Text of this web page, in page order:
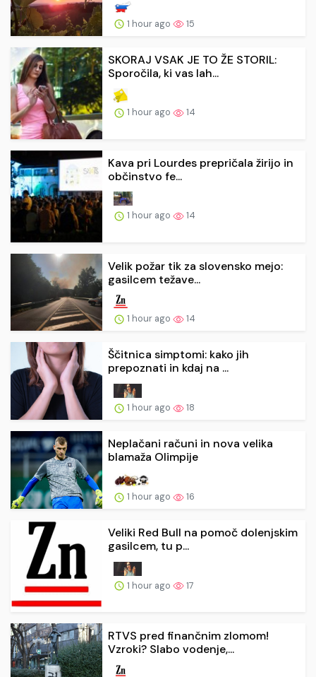
1 hour ago 15
SKORAJ VSAK JE TO ŽE STORIL:
Sporočila, ki vas lah...
1 hour ago 14
Kava pri Lourdes prepričala žirijo in
občinstvo fe...
1 hour ago 14
Velik požar tik za slovensko mejo:
gasilcem težave...
1 hour ago 14
Ščitnica simptomi: kako jih
prepoznati in kdaj na ...
1 hour ago 18
Neplačani računi in nova velika
blamaža Olimpije
1 hour ago 16
Veliki Red Bull na pomoč dolenjskim
gasilcem, tu p...
1 hour ago 17
RTVS pred finančnim zlomom!
Vzroki? Slabo vodenje,...